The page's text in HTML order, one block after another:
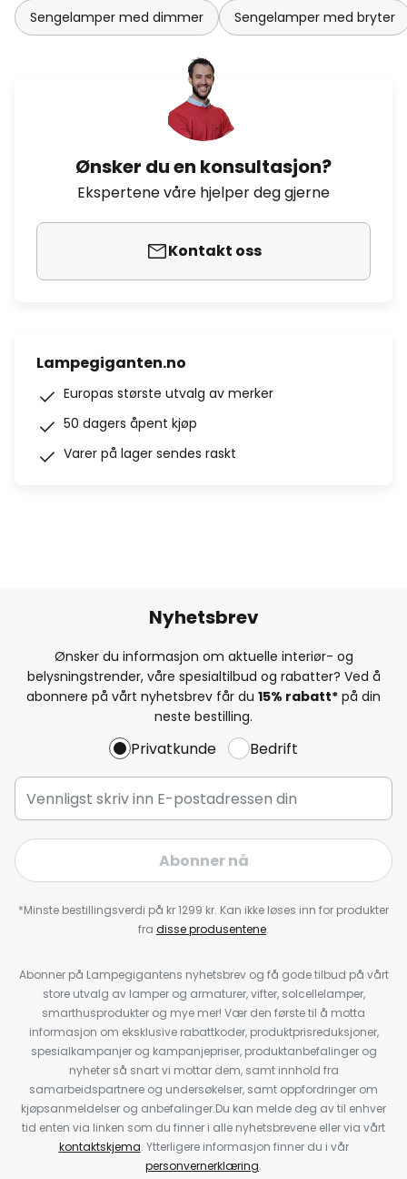
Sengelamper med dimmer Sengelamper med bryter
Ønsker du en konsultasjon?
Ekspertene våre hjelper deg gjerne
Kontakt oss
Lampegiganten.no
Europas største utvalg av merker
50 dagers åpent kjøp
Varer på lager sendes raskt
Nyhetsbrev
Ønsker du informasjon om aktuelle interiør- og
belysningstrender, våre spesialtilbud og rabatter? Ved å
abonnere på vårt nyhetsbrev får du 15% rabatt* på din
neste bestilling.
Privatkunde Bedrift
Abonner nå
*Minste bestillingsverdi på kr 1299 kr. Kan ikke løses inn for produkter
fra disse produsentene.
Abonner på Lampegigantens nyhetsbrev og få gode tilbud på vårt
store utvalg av lamper og armaturer, vifter, solcellelamper,
smarthusprodukter og mye mer! Vær den første til å motta
informasjon om eksklusive rabattkoder, produktprisreduksjoner,
spesialkampanjer og kampanjepriser, produktanbefalinger og
nyheter så snart vi mottar dem, samt innhold fra
samarbeidspartnere og undersøkelser, samt oppfordringer om
kjøpsanmeldelser og anbefalinger.Du kan melde deg av til enhver
tid enten via linken som du finner i alle nyhetsbrevene eller via vårt
kontaktskjema. Ytterligere informasjon finner du i vår
personvernerklæring.